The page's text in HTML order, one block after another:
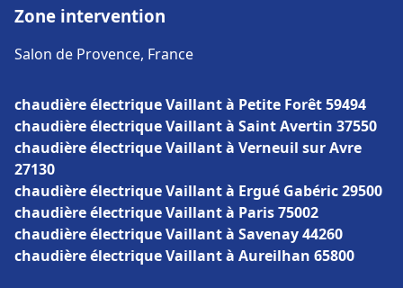
Zone intervention
Salon de Provence, France
chaudière électrique Vaillant à Petite Forêt 59494
chaudière électrique Vaillant à Saint Avertin 37550
chaudière électrique Vaillant à Verneuil sur Avre
27130
chaudière électrique Vaillant à Ergué Gabéric 29500
chaudière électrique Vaillant à Paris 75002
chaudière électrique Vaillant à Savenay 44260
chaudière électrique Vaillant à Aureilhan 65800